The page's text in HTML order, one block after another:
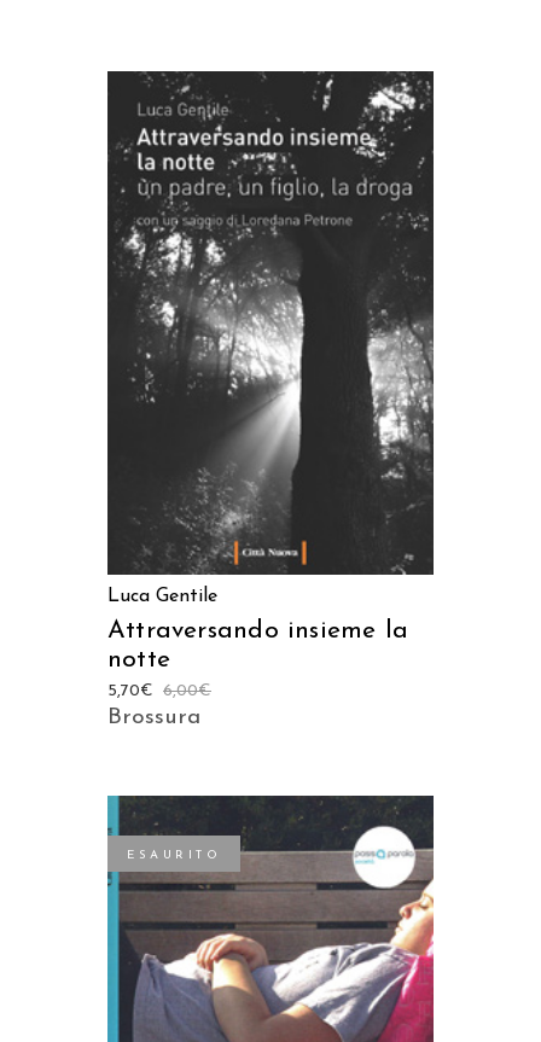
AGGIUNGI AL CARRELLO
Luca Gentile
Attraversando insieme la
notte
6,00€
5,70€
Brossura
ESAURITO